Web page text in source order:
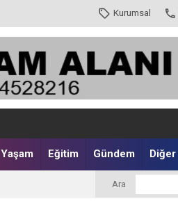
Kurumsal
Yaşam Eğitim Gündem Diğer
Ara